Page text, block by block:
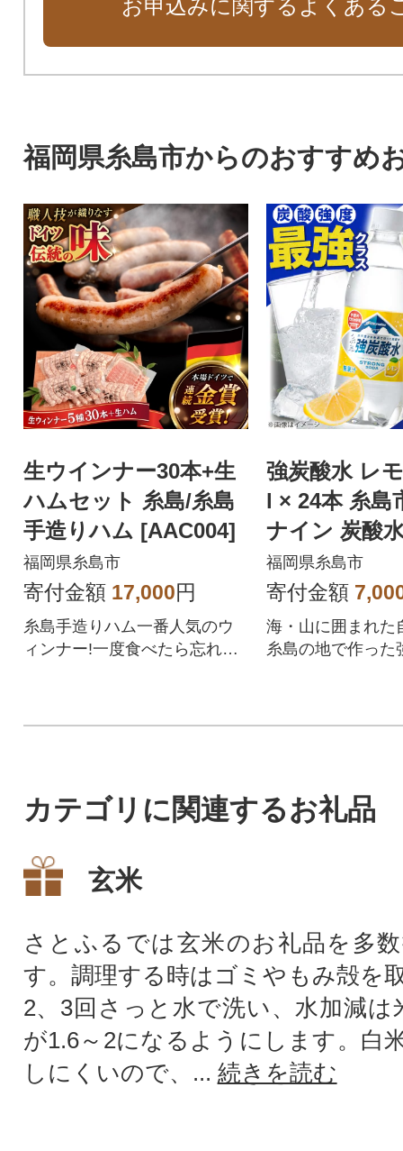
お申込みに関するよくある
福岡県糸島市からのおすすめ
生ウインナー30本+生
ハムセット 糸島/糸島
手造りハム [AAC004]
福岡県糸島市
寄付金額 17,000円
糸島手造りハム一番人気のウ
ィンナー!一度食べたら忘れら
ボリュームに生ハムもついて
家族が多いご家庭へや、大人
数が集まるパーティ、ギフト
にもおすすめです。
強炭酸水 レ
l × 24本 糸島市/スター
ナイン 炭酸
RM003]
福岡県糸島市
寄付金額
海・山に囲まれた
糸島の地で作った
40.7cm(縦
カテゴリに関連するお礼品
玄米
さとふるでは玄米のお礼品を多
す。調理する時はゴミやもみ殻を
2、3回さっと水で洗い、水加減は
が1.6～2になるようにします。白
しにくいので、... 続きを読む